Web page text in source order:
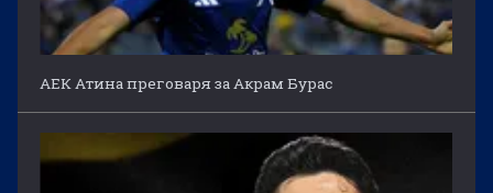
АЕК Атина преговаря за Акрам Бурас